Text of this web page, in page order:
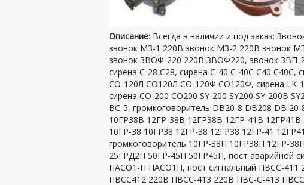
Описание: Всегда в наличии и под заказ:
звонок МЗ-1 220В звонок МЗ-2 220В звонок
звонок ЗВОФ-220 220В ЗВОФ220, звонок ЗВП-
сирена С-28 С28, сирена С-40 С-40С С40
СО-120Л СО120Л СО-120Ф СО120Ф, сирена LK-
сирена СО-200 СО200 SY-200 SY200 SY-200B
ВС-5, громкоговоритель DB20-8 DB208 DB
10ГР38В 12ГР-38В 12ГР38В 12ГР-41В
10ГР-38 10ГР38 12ГР-38 12ГР38 12ГР-41
громкоговоритель 10ГР-38П 10ГР38П 12ГР-
25ГРД2П 50ГР-45П 50ГР45П, пост
ПАСО1-П ПАСО1П, пост сигнальный ПВСС-
ПВСС412 220В ПВСС-413 220В ПВС-С-413